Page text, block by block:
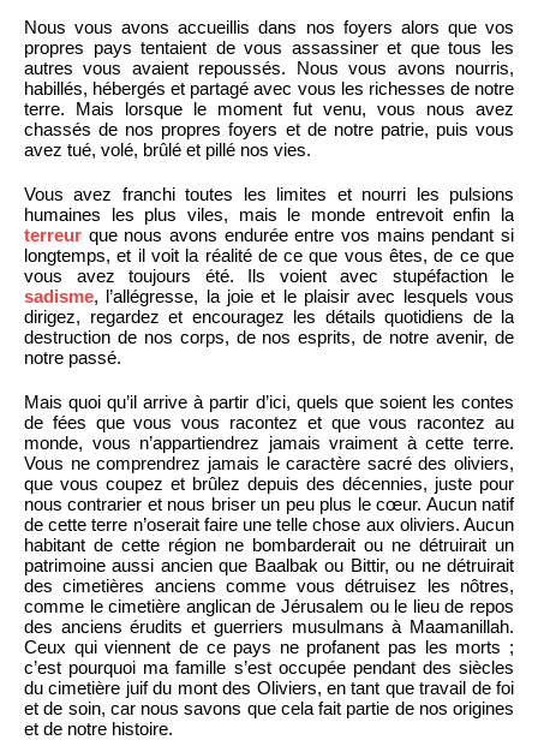
Nous vous avons accueillis dans nos foyers alors que vos
propres pays tentaient de vous assassiner et que tous les
autres vous avaient repoussés. Nous vous avons nourris,
habillés, hébergés et partagé avec vous les richesses de notre
terre. Mais lorsque le moment fut venu, vous nous avez
chassés de nos propres foyers et de notre patrie, puis vous
avez tué, volé, brûlé et pillé nos vies.
Vous avez franchi toutes les limites et nourri les pulsions
humaines les plus viles, mais le monde entrevoit enfin la
terreur que nous avons endurée entre vos mains pendant si
longtemps, et il voit la réalité de ce que vous êtes, de ce que
vous avez toujours été. Ils voient avec stupéfaction le
sadisme, l’allégresse, la joie et le plaisir avec lesquels vous
dirigez, regardez et encouragez les détails quotidiens de la
destruction de nos corps, de nos esprits, de notre avenir, de
notre passé.
Mais quoi qu’il arrive à partir d’ici, quels que soient les contes
de fées que vous vous racontez et que vous racontez au
monde, vous n’appartiendrez jamais vraiment à cette terre.
Vous ne comprendrez jamais le caractère sacré des oliviers,
que vous coupez et brûlez depuis des décennies, juste pour
nous contrarier et nous briser un peu plus le cœur. Aucun natif
de cette terre n’oserait faire une telle chose aux oliviers. Aucun
habitant de cette région ne bombarderait ou ne détruirait un
patrimoine aussi ancien que Baalbak ou Bittir, ou ne détruirait
des cimetières anciens comme vous détruisez les nôtres,
comme le cimetière anglican de Jérusalem ou le lieu de repos
des anciens érudits et guerriers musulmans à Maamanillah.
Ceux qui viennent de ce pays ne profanent pas les morts ;
c’est pourquoi ma famille s’est occupée pendant des siècles
du cimetière juif du mont des Oliviers, en tant que travail de foi
et de soin, car nous savons que cela fait partie de nos origines
et de notre histoire.